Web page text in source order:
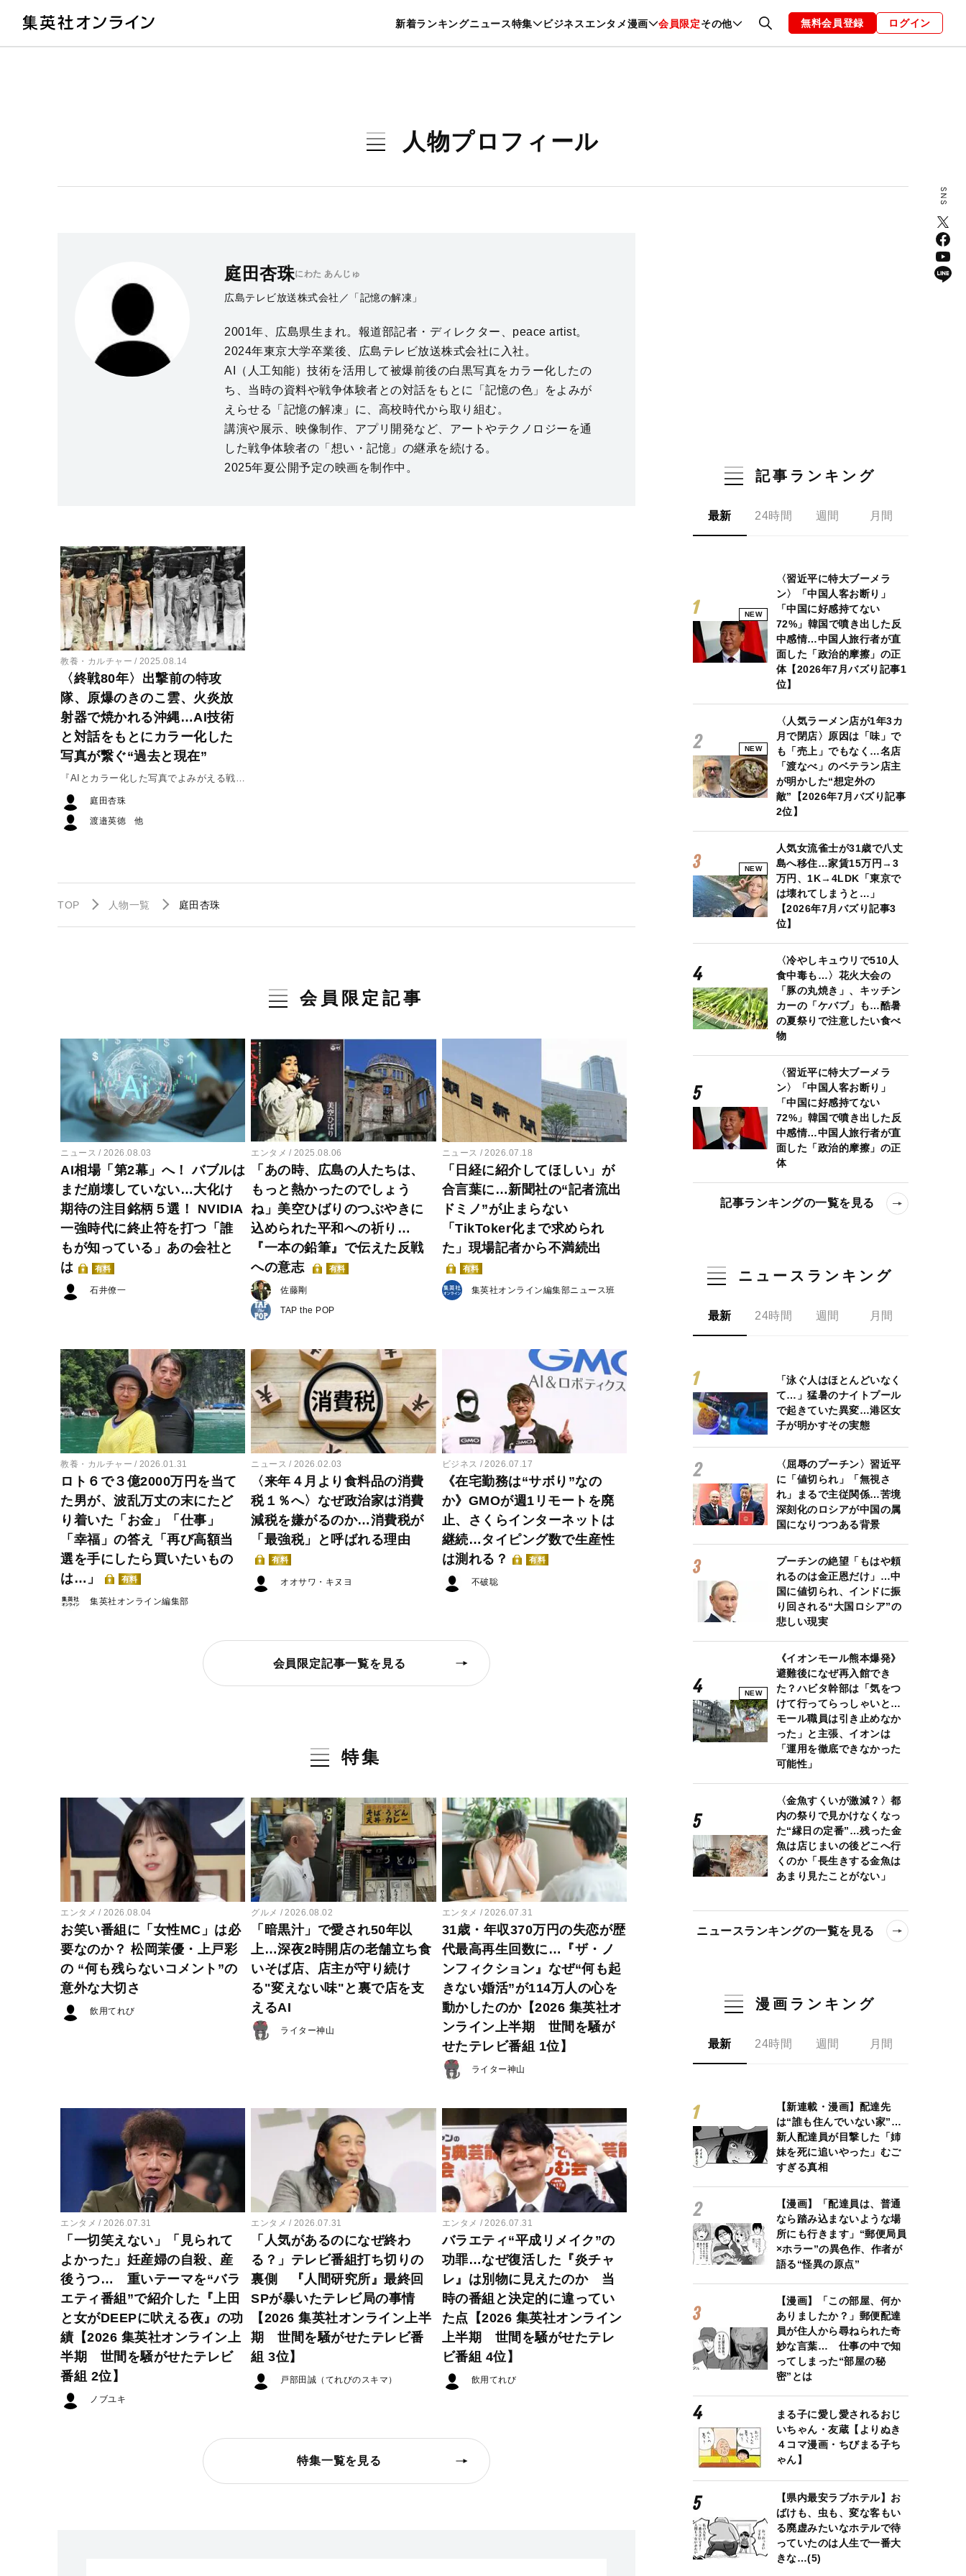
新着ランキングニュース特集 ビジネスエンタメ漫画 会員限定その他
暮らし スポーツ ヘルスケア 美容 グルメ ファッション 恋愛・結婚 編集部 お知らせ
無料会員登録 ログイン
人物プロフィール
庭田杏珠にわた あんじゅ
広島テレビ放送株式会社／「記憶の解凍」
2001年、広島県生まれ。報道部記者・ディレクター、peace artist。
2024年東京大学卒業後、広島テレビ放送株式会社に入社。
AI（人工知能）技術を活用して被爆前後の白黒写真をカラー化したの
ち、当時の資料や戦争体験者との対話をもとに「記憶の色」をよみが
えらせる「記憶の解凍」に、高校時代から取り組む。
講演や展示、映像制作、アプリ開発など、アートやテクノロジーを通
した戦争体験者の「想い・記憶」の継承を続ける。
2025年夏公開予定の映画を制作中。
教養・カルチャー 2025.08.14
〈終戦80年〉出撃前の特攻
隊、原爆のきのこ雲、火炎放
射器で焼かれる沖縄…AI技術
と対話をもとにカラー化した
写真が繋ぐ“過去と現在”
『AIとカラー化した写真でよみがえる戦
前・戦争』より
庭田杏珠
渡邉英徳
TOP 人物一覧 庭田杏珠
会員限定記事
ニュース 2026.08.03
AI相場「第2幕」へ！ バブルは
まだ崩壊していない…大化け
期待の注目銘柄５選！ NVIDIA
一強時代に終止符を打つ「誰
もが知っている」あの会社と
は
有料
石井僚一
エンタメ 2025.08.06
「あの時、広島の人たちは、
もっと熱かったのでしょう
ね」美空ひばりのつぶやきに
込められた平和への祈り…
『一本の鉛筆』で伝えた反戦
への意志
有料
佐藤剛
TAP the POP
ニュース 2026.07.18
「日経に紹介してほしい」が
合言葉に…新聞社の“記者流出
ドミノ”が止まらない
「TikToker化まで求められ
た」現場記者から不満続出
有料
集英社オンライン編集部ニュース班
教養・カルチャー 2026.01.31
ロト６で３億2000万円を当て
た男が、波乱万丈の末にたど
り着いた「お金」「仕事」
「幸福」の答え「再び高額当
選を手にしたら買いたいもの
は…」
有料
集英社オンライン編集部
ニュース 2026.02.03
〈来年４月より食料品の消費
税１％へ〉なぜ政治家は消費
減税を嫌がるのか…消費税が
「最強税」と呼ばれる理由
有料
オオサワ・キヌヨ
ビジネス 2026.07.17
《在宅勤務は“サボり”なの
か》GMOが週1リモートを廃
止、さくらインターネットは
継続…タイピング数で生産性
は測れる？
有料
不破聡
会員限定記事一覧を見る
特集
エンタメ 2026.08.04
お笑い番組に「女性MC」は必
要なのか？ 松岡茉優・上戸彩
の “何も残らないコメント”の
意外な大切さ
飲用てれび
グルメ 2026.08.02
「暗黒汁」で愛され50年以
上…深夜2時開店の老舗立ち食
いそば店、店主が守り続け
る"変えない味"と裏で店を支
えるAI
ライター神山
エンタメ 2026.07.31
31歳・年収370万円の失恋が歴
代最高再生回数に…『ザ・ノ
ンフィクション』なぜ“何も起
きない婚活”が114万人の心を
動かしたのか【2026 集英社オ
ンライン上半期 世間を騒が
せたテレビ番組 1位】
ライター神山
エンタメ 2026.07.31
「一切笑えない」「見られて
よかった」妊産婦の自殺、産
後うつ… 重いテーマを“バラ
エティ番組”で紹介した『上田
と女がDEEPに吠える夜』の功
績【2026 集英社オンライン上
半期 世間を騒がせたテレビ
番組 2位】
ノブユキ
エンタメ 2026.07.31
「人気があるのになぜ終わ
る？」テレビ番組打ち切りの
裏側 『人間研究所』最終回
SPが暴いたテレビ局の事情
【2026 集英社オンライン上半
期 世間を騒がせたテレビ番
組 3位】
戸部田誠（てれびのスキマ）
エンタメ 2026.07.31
バラエティ“平成リメイク”の
功罪…なぜ復活した『炎チャ
レ』は別物に見えたのか 当
時の番組と決定的に違ってい
た点【2026 集英社オンライン
上半期 世間を騒がせたテレ
ビ番組 4位】
飲用てれび
特集一覧を見る
記事ランキング
最新 24時間 週間 月間
NEW
〈習近平に特大ブーメラ
ン〉「中国人客お断り」
「中国に好感持てない
72%」韓国で噴き出した反
中感情…中国人旅行者が直
面した「政治的摩擦」の正
体【2026年7月バズり記事1
位】
NEW
〈人気ラーメン店が1年3カ
月で閉店〉原因は「味」で
も「売上」でもなく…名店
「渡なべ」のベテラン店主
が明かした“想定外の
敵”【2026年7月バズり記事
2位】
NEW
人気女流雀士が31歳で八丈
島へ移住…家賃15万円→3
万円、1K→4LDK「東京で
は壊れてしまうと…」
【2026年7月バズり記事3
位】
〈冷やしキュウリで510人
食中毒も…〉花火大会の
「豚の丸焼き」、キッチン
カーの「ケバブ」も…酷暑
の夏祭りで注意したい食べ
物
〈習近平に特大ブーメラ
ン〉「中国人客お断り」
「中国に好感持てない
72%」韓国で噴き出した反
中感情…中国人旅行者が直
面した「政治的摩擦」の正
体
記事ランキングの一覧を見る
ニュースランキング
最新 24時間 週間 月間
「泳ぐ人はほとんどいなく
て…」猛暑のナイトプール
で起きていた異変…港区女
子が明かすその実態
〈屈辱のプーチン〉習近平
に「値切られ」「無視さ
れ」まるで主従関係…苦境
深刻化のロシアが中国の属
国になりつつある背景
プーチンの絶望「もはや頼
れるのは金正恩だけ」…中
国に値切られ、インドに振
り回される“大国ロシア”の
悲しい現実
NEW
《イオンモール熊本爆発》
避難後になぜ再入館でき
た？ハビタ幹部は「気をつ
けて行ってらっしゃいと…
モール職員は引き止めなか
った」と主張、イオンは
「運用を徹底できなかった
可能性」
〈金魚すくいが激減？〉都
内の祭りで見かけなくなっ
た“縁日の定番”…残った金
魚は店じまいの後どこへ行
くのか「長生きする金魚は
あまり見たことがない」
ニュースランキングの一覧を見る
漫画ランキング
最新 24時間 週間 月間
【新連載・漫画】配達先
は“誰も住んでいない家”…
新人配達員が目撃した「姉
妹を死に追いやった」むご
すぎる真相
【漫画】「配達員は、普通
なら踏み込まないような場
所にも行きます」“郵便局員
×ホラー”の異色作、作者が
語る“怪異の原点”
【漫画】「この部屋、何か
ありましたか？」郵便配達
員が住人から尋ねられた奇
妙な言葉… 仕事の中で知
ってしまった“部屋の秘
密”とは
まる子に愛し愛されるおじ
いちゃん・友蔵【よりぬき
４コマ漫画・ちびまる子ち
ゃん】
【県内最安ラブホテル】お
ばけも、虫も、変な客もい
る廃虚みたいなホテルで待
っていたのは人生で一番大
きな…(5)